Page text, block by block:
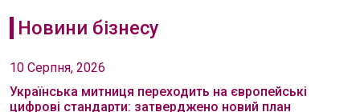
Новини бізнесу
10 Серпня, 2026
Українська митниця переходить на європейські
цифрові стандарти: затверджено новий план